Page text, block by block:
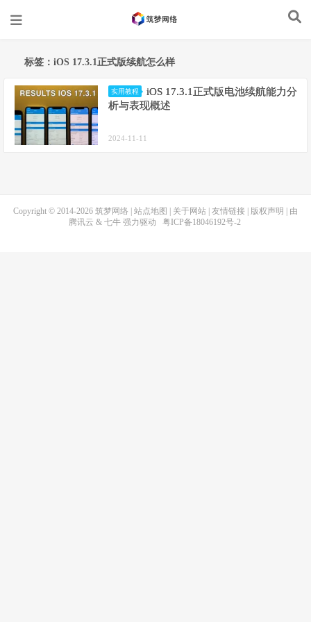
标签：iOS 17.3.1正式版续航怎么样
实用教程
iOS 17.3.1正式版电池续航能力分
析与表现概述
2024-11-11
Copyright © 2014-2026 筑梦网络 站点地图 关于网站 友情链接 版权声明
| 由
腾讯云 & 七牛强力驱动 粤ICP备18046192号-2